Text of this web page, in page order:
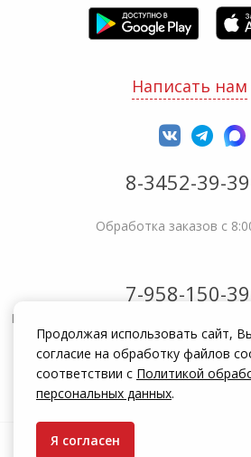
Написать нам
8-3452-39-
Обработка заказов с
7-958-150-
Не получается решить вопрос или
Информация на сайте zakrepi.ru не
Указанные цены действуют только при
интернет-магазин
Продолжая использовать сайт,
согласие на обработку файлов
соответствии с Политикой
персональных данных.
Я согласен